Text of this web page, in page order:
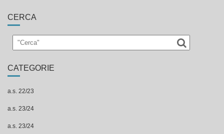
CERCA
CATEGORIE
a.s. 22/23
a.s. 23/24
a.s. 23/24